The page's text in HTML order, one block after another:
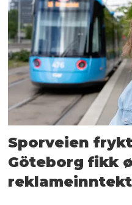
Sporveien
Göteborg fikk